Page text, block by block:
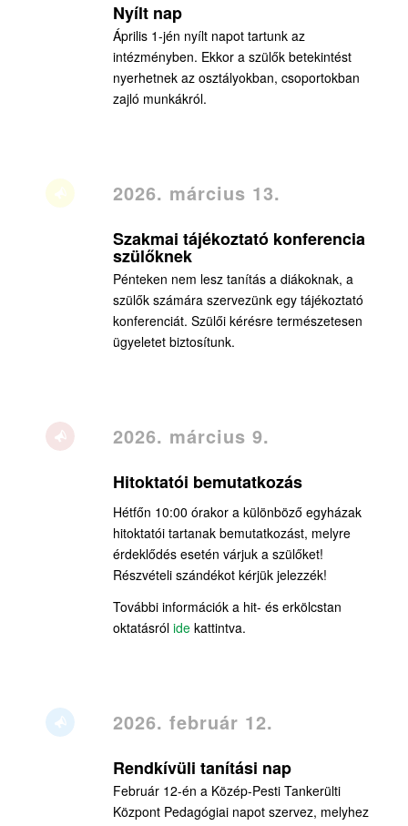
Nyílt nap
Április 1-jén nyílt napot tartunk az
intézményben. Ekkor a szülők betekintést
nyerhetnek az osztályokban, csoportokban
zajló munkákról.
2026. március 13.
Szakmai tájékoztató konferencia
szülőknek
Pénteken nem lesz tanítás a diákoknak, a
szülők számára szervezünk egy tájékoztató
konferenciát. Szülői kérésre természetesen
ügyeletet biztosítunk.
2026. március 9.
Hitoktatói bemutatkozás
Hétfőn 10:00 órakor a különböző egyházak
hitoktatói tartanak bemutatkozást, melyre
érdeklődés esetén várjuk a szülőket!
Részvételi szándékot kérjük jelezzék!
További információk a hit- és erkölcstan
oktatásról idekattintva.
2026. február 12.
Rendkívüli tanítási nap
Február 12-én a Közép-Pesti Tankerülti
Központ Pedagógiai napot szervez, melyhez